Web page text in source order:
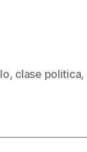
, clase politica,